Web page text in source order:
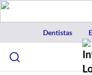
Dentistas